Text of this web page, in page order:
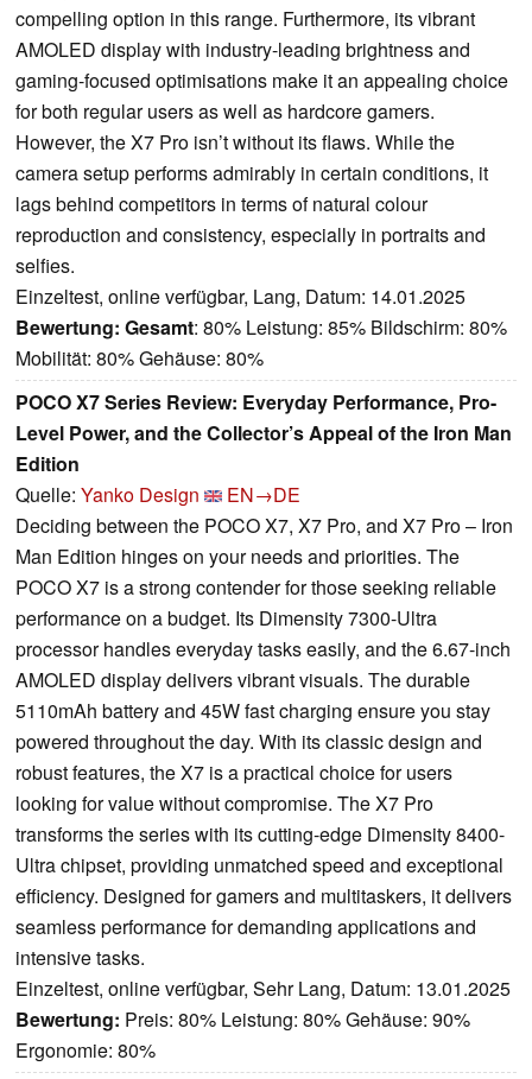
compelling option in this range. Furthermore, its vibrant
AMOLED display with industry-leading brightness and
gaming-focused optimisations make it an appealing choice
for both regular users as well as hardcore gamers.
However, the X7 Pro isn’t without its flaws. While the
camera setup performs admirably in certain conditions, it
lags behind competitors in terms of natural colour
reproduction and consistency, especially in portraits and
selfies.
Einzeltest, online verfügbar, Lang, Datum: 14.01.2025
Bewertung: Gesamt: 80% Leistung: 85% Bildschirm: 80%
Mobilität: 80% Gehäuse: 80%
POCO X7 Series Review: Everyday Performance, Pro-
Level Power, and the Collector’s Appeal of the Iron Man
Edition
Quelle: Yanko Design
EN→DE
Deciding between the POCO X7, X7 Pro, and X7 Pro – Iron
Man Edition hinges on your needs and priorities. The
POCO X7 is a strong contender for those seeking reliable
performance on a budget. Its Dimensity 7300-Ultra
processor handles everyday tasks easily, and the 6.67-inch
AMOLED display delivers vibrant visuals. The durable
5110mAh battery and 45W fast charging ensure you stay
powered throughout the day. With its classic design and
robust features, the X7 is a practical choice for users
looking for value without compromise. The X7 Pro
transforms the series with its cutting-edge Dimensity 8400-
Ultra chipset, providing unmatched speed and exceptional
efficiency. Designed for gamers and multitaskers, it delivers
seamless performance for demanding applications and
intensive tasks.
Einzeltest, online verfügbar, Sehr Lang, Datum: 13.01.2025
Bewertung: Preis: 80% Leistung: 80% Gehäuse: 90%
Ergonomie: 80%